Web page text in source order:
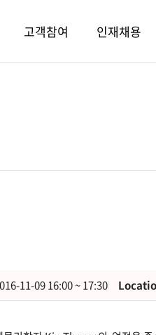
고객참여 인재채용
11-09 16:00 ~ 17:30